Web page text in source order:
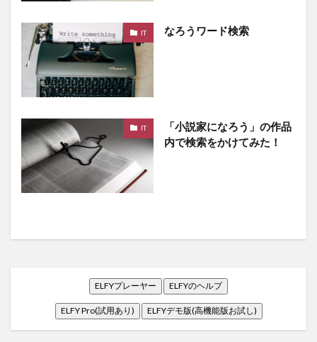
IT なろうワード検索
IT
「小説家になろう」の作品
内で検索をかけてみた！
ELFYプレーヤー ELFYのヘルプ
ELFY Pro(試用あり) ELFYデモ版(高機能版お試し)